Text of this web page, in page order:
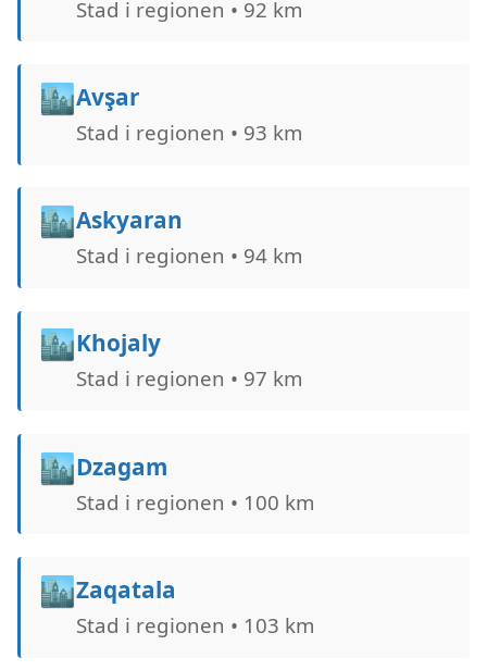
Stad i regionen • 92 km
🏙️Avşar
Stad i regionen • 93 km
🏙️Askyaran
Stad i regionen • 94 km
🏙️Khojaly
Stad i regionen • 97 km
🏙️Dzagam
Stad i regionen • 100 km
🏙️Zaqatala
Stad i regionen • 103 km